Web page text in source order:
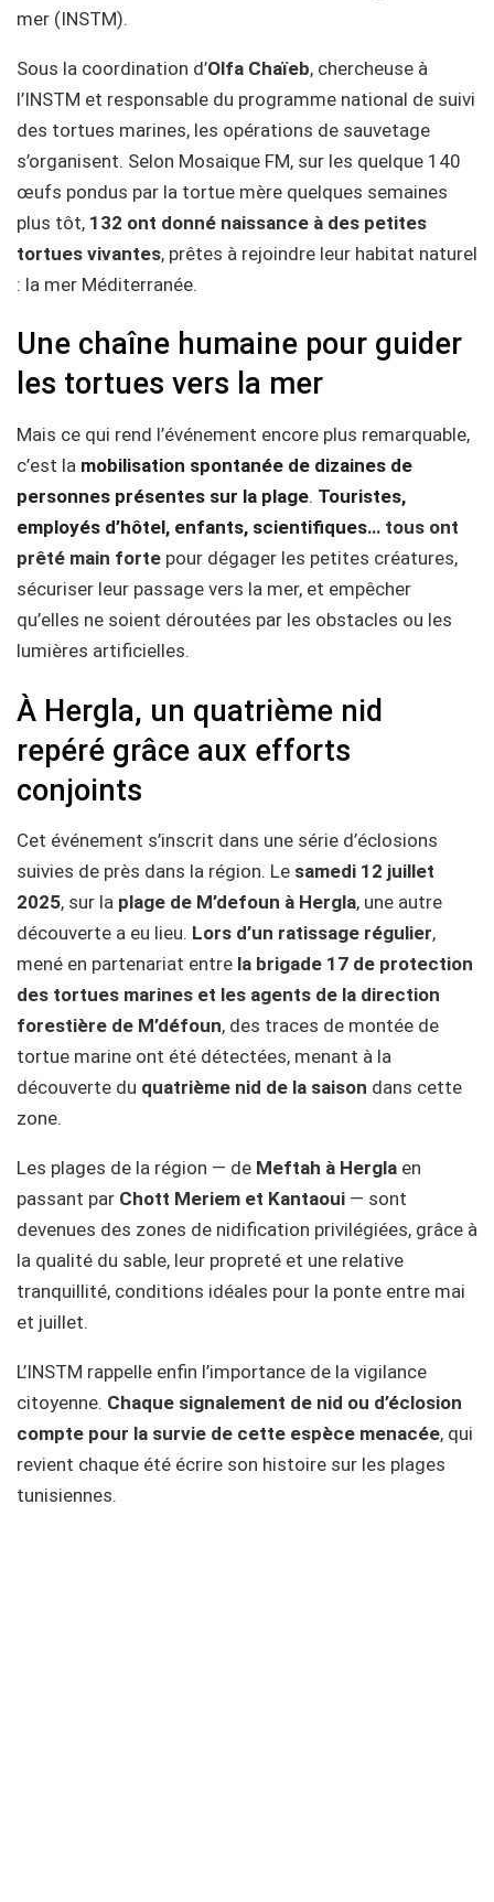
mer (INSTM).
Sous la coordination d’Olfa Chaïeb, chercheuse à
l’INSTM et responsable du programme national de suivi
des tortues marines, les opérations de sauvetage
s’organisent. Selon Mosaique FM, sur les quelque 140
œufs pondus par la tortue mère quelques semaines
plus tôt, 132 ont donné naissance à des petites
tortues vivantes, prêtes à rejoindre leur habitat naturel
: la mer Méditerranée.
Une chaîne humaine pour guider
les tortues vers la mer
Mais ce qui rend l’événement encore plus remarquable,
c’est la mobilisation spontanée de dizaines de
personnes présentes sur la plage. Touristes,
employés d’hôtel, enfants, scientifiques… tous ont
prêté main forte pour dégager les petites créatures,
sécuriser leur passage vers la mer, et empêcher
qu’elles ne soient déroutées par les obstacles ou les
lumières artificielles.
À Hergla, un quatrième nid
repéré grâce aux efforts
conjoints
Cet événement s’inscrit dans une série d’éclosions
suivies de près dans la région. Le samedi 12 juillet
2025, sur la plage de M’defoun à Hergla, une autre
découverte a eu lieu. Lors d’un ratissage régulier,
mené en partenariat entre la brigade 17 de protection
des tortues marines et les agents de la direction
forestière de M’défoun, des traces de montée de
tortue marine ont été détectées, menant à la
découverte du quatrième nid de la saison dans cette
zone.
Les plages de la région — de Meftah à Hergla en
passant par Chott Meriem et Kantaoui — sont
devenues des zones de nidification privilégiées, grâce à
la qualité du sable, leur propreté et une relative
tranquillité, conditions idéales pour la ponte entre mai
et juillet.
L’INSTM rappelle enfin l’importance de la vigilance
citoyenne. Chaque signalement de nid ou d’éclosion
compte pour la survie de cette espèce menacée, qui
revient chaque été écrire son histoire sur les plages
tunisiennes.